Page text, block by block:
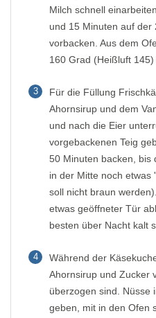
Milch schnell
und 15 Minuten auf der
vorbacken. Aus dem
160 Grad (Heißluft
3
Für die Füllung
Ahornsirup und dem
und nach die Eier
vorgebackenen Teig
50 Minuten backen, bis
in der Mitte noch etwas
soll nicht braun
etwas geöffneter Tür
besten über Nacht kalt
4
Während der
Ahornsirup und Zucker
überzogen sind. Nüsse
geben, mit in den Ofen